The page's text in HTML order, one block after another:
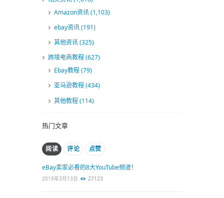
Amazon资讯(1,103)
ebay资讯(191)
其他资讯(325)
跨境电商教程(627)
Ebay教程(79)
亚马逊教程(434)
其他教程(114)
热门文章
阅读 评论 点赞
eBay卖家必看的8大YouTube频道！
2019年3月13日 27123